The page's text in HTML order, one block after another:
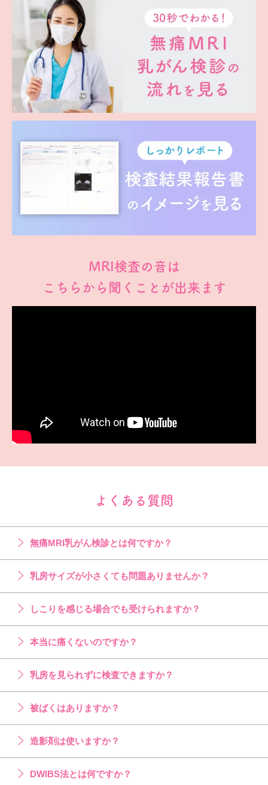
MRI検査の音は
こちらから聞くことが出来ます
よくある質問
無痛MRI乳がん検診とは何ですか？
乳房サイズが小さくても問題ありませんか？
しこりを感じる場合でも受けられますか？
本当に痛くないのですか？
乳房を見られずに検査できますか？
被ばくはありますか？
造影剤は使いますか？
DWIBS法とは何ですか？